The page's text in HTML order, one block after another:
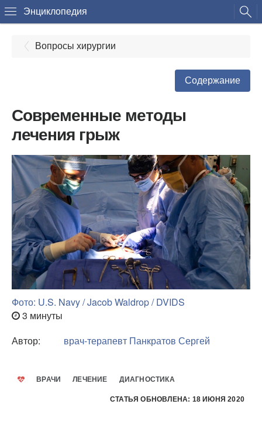
Энциклопедия
Вопросы хирургии
Содержание
Современные методы
лечения грыж
Фото: U.S. Navy / Jacob Waldrop / DVIDS
3 минуты
Автор:
врач-терапевт Панкратов Сергей
ВРАЧИ ЛЕЧЕНИЕ ДИАГНОСТИКА
СТАТЬЯ ОБНОВЛЕНА: 18 ИЮНЯ 2020